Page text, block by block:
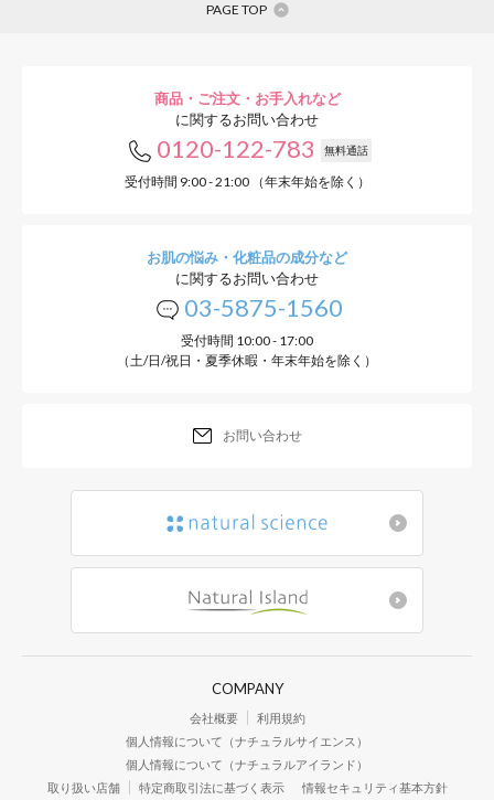
PAGE TOP
商品・ご注文・お手入れなど
に関するお問い合わせ
0120-122-783 無料通話
受付時間 9:00 - 21:00 （年末年始を除く）
お肌の悩み・化粧品の成分など
に関するお問い合わせ
03-5875-1560
受付時間 10:00 - 17:00
（土/日/祝日・夏季休暇・年末年始を除く）
お問い合わせ
COMPANY
会社概要
利用規約
個人情報について（ナチュラルサイエンス）
個人情報について（ナチュラルアイランド）
取り扱い店舗
特定商取引法に基づく表示 情報セキュリティ基本方針